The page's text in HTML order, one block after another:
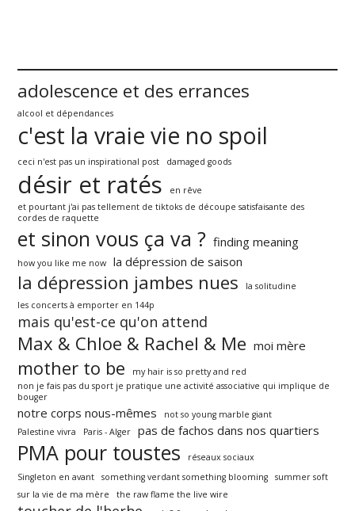
adolescence et des errances
alcool et dépendances
c'est la vraie vie no spoil
ceci n'est pas un inspirational post damaged goods
désir et ratés
en rêve
et pourtant j'ai pas tellement de tiktoks de découpe satisfaisante des
cordes de raquette
et sinon vous ça va ? finding meaning
how you like me now la dépression de saison
la dépression jambes nues
la solitudine
les concerts à emporter en 144p
mais qu'est-ce qu'on attend
Max & Chloe & Rachel & Me moi mère
mother to be
my hair is so pretty and red
non je fais pas du sport je pratique une activité associative qui implique de
bouger
notre corps nous-mêmes
not so young marble giant
Palestine vivra
Paris - Alger pas de fachos dans nos quartiers
PMA pour toustes
réseaux sociaux
Singleton en avant
something verdant something blooming
summer soft
sur la vie de ma mère
the raw flame the live wire